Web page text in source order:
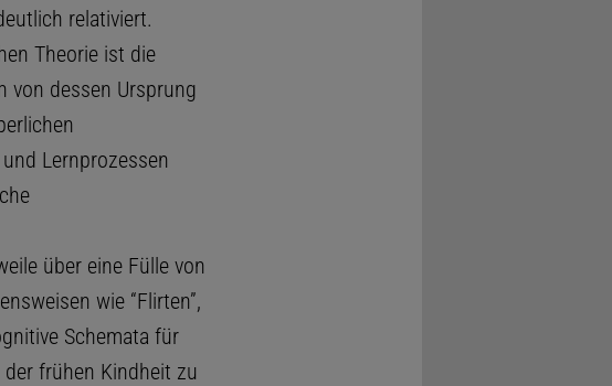
relativiert.
Theorie ist die
von dessen Ursprung
Lernprozessen
über eine Fülle von
wie “Flirten”,
Schemata für
frühen Kindheit zu